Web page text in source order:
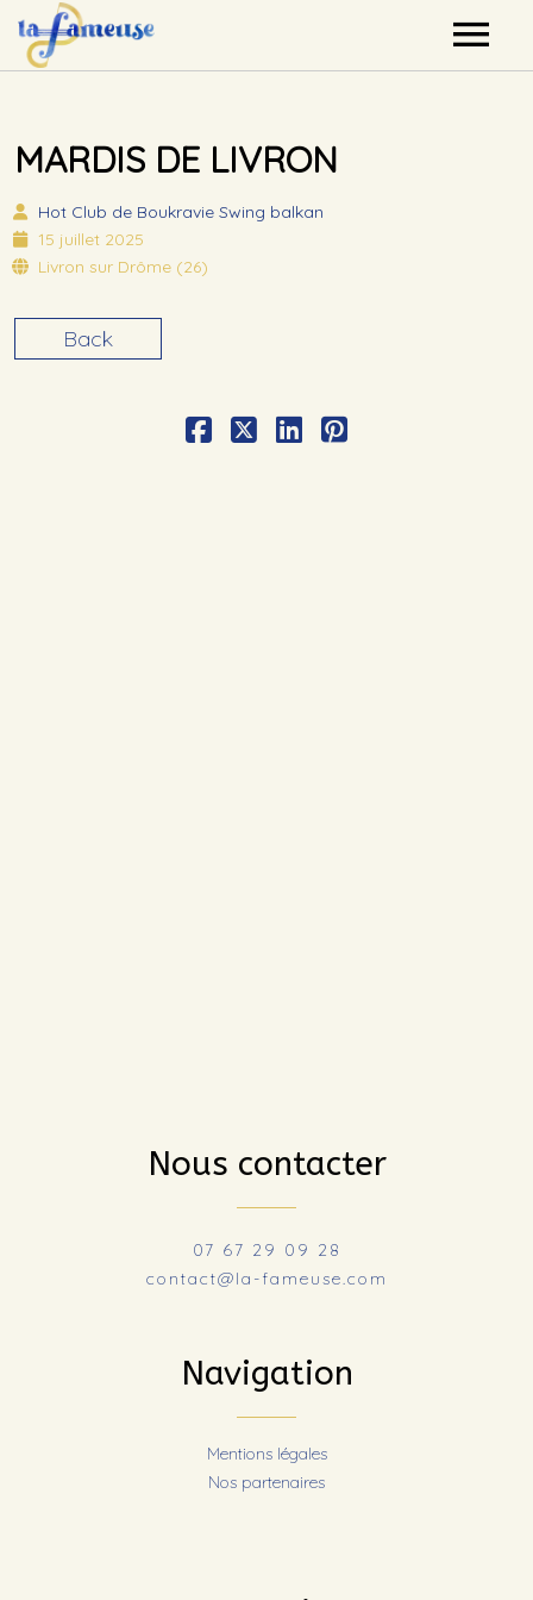
Agenda
Label
MARDIS DE LIVRON
Hot Club de Boukravie Swing balkan
15 juillet 2025
Livron sur Drôme (26)
Back
Nous contacter
07 67 29 09 28
contact@la-fameuse.com
Navigation
Mentions légales
Nos partenaires